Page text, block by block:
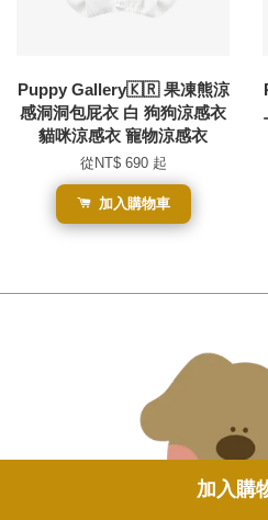
加入購
Puppy Gallery🇰🇷 果凍熊涼
感洞洞包屁衣 白 狗狗涼感衣
貓咪涼感衣 寵物涼感衣
從 NT$ 690 起
加入購物車